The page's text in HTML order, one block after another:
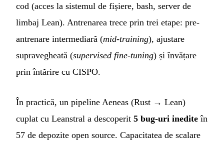
cod (acces la sistemul de fișiere, bash, server de
limbaj Lean). Antrenarea trece prin trei etape: pre-
antrenare intermediară (mid-training), ajustare
supravegheată (supervised fine-tuning) și învățare
prin întărire cu CISPO.
În practică, un pipeline Aeneas (Rust → Lean)
cuplat cu Leanstral a descoperit 5 bug-uri inedite în
57 de depozite open source. Capacitatea de scalare